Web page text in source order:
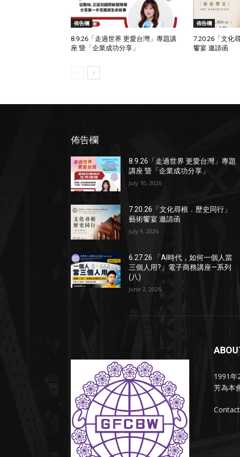
佈告欄
8.9.26「走過世界 更愛台灣」專題講
座 暨「企業成功分享」
佈告欄
7.20.26「文化
饗宴 邀請函
佈告欄
8.9.26「走過世界 更愛台灣」專題
講座 暨「企業成功分享」
July 10, 2026
7.20.26「文化尋根．歷史同行」
藝術饗宴 邀請函
July 9, 2026
6.27.26 「AI時代，如何一個人當
三個人用?」電子商務講座—系列
(八)
June 2, 2026
1991年
芳為本